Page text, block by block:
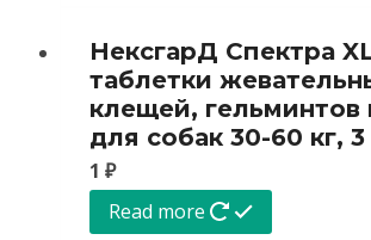
НексгарД Спектра
таблетки
клещей, гельминтов
для собак 30-60 кг,
1 ₽
Read more